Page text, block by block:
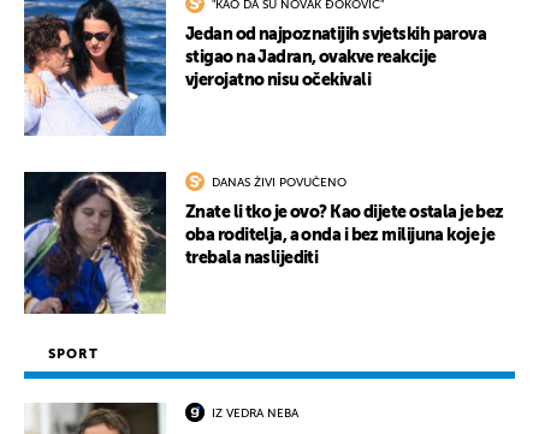
"KAO DA SU NOVAK ĐOKOVIĆ"
Jedan od najpoznatijih svjetskih parova
stigao na Jadran, ovakve reakcije
vjerojatno nisu očekivali
DANAS ŽIVI POVUČENO
Znate li tko je ovo? Kao dijete ostala je bez
oba roditelja, a onda i bez milijuna koje je
trebala naslijediti
SPORT
IZ VEDRA NEBA